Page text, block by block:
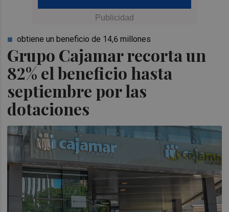
Grupo Cajamar recorta un
82% el beneficio hasta
septiembre por las
dotaciones
obtiene un beneficio de 14,6 millones